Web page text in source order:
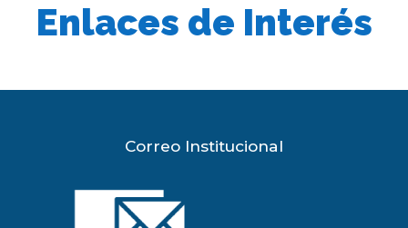
Enlaces de Interés
Correo Institucional